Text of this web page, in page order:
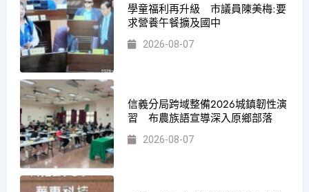
學童福利再升級 市議員陳美梅:要
求營養午餐擴及國中
2026-08-07
信義分局跨域整備2026城鎮韌性演
習 布農族語宣導深入原鄉部落
2026-08-07